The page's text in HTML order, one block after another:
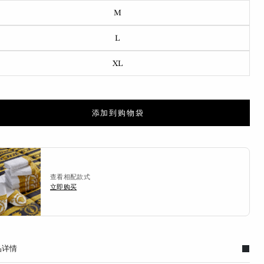
M
L
XL
添加到购物袋
查看相配款式
立即购买
情